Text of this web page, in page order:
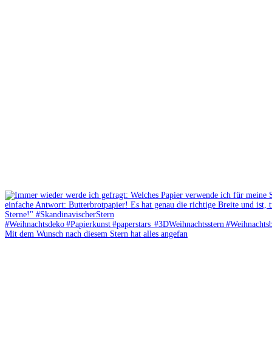
Mit dem Wunsch nach diesem Stern hat alles angefan